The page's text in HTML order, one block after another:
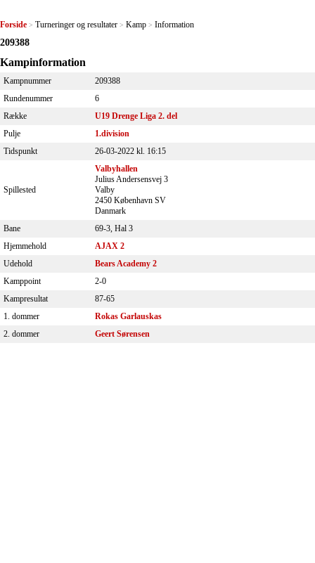
Forside > Turneringer og resultater > Kamp > Information
209388
Kampinformation
Kampnummer
209388
Rundenummer
6
Række
U19 Drenge Liga 2. del
Pulje
1.division
Tidspunkt
26-03-2022 kl. 16:15
Spillested
Valbyhallen
Julius Andersensvej 3
Valby
2450 København SV
Danmark
Bane
69-3, Hal 3
Hjemmehold
AJAX 2
Udehold
Bears Academy 2
Kamppoint
2-0
Kampresultat
87-65
1. dommer
Rokas Garlauskas
2. dommer
Geert Sørensen